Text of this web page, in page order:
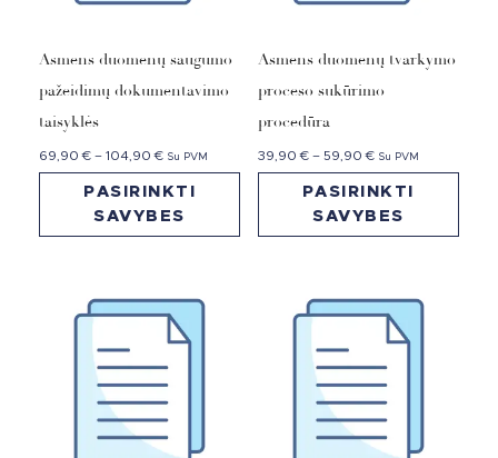
Asmens duomenų saugumo
pažeidimų dokumentavimo
taisyklės
69,90€ – 104,90€ Su PVM
PASIRINKTI
SAVYBES
Asmens duomenų tvarkymo
proceso sukūrimo
procedūra
39,90€ – 59,90€ Su PVM
PASIRINKTI
SAVYBES